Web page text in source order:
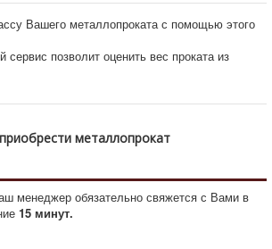
Вашего металлопроката с помощью этого
сервис позволит оценить вес проката из
металлопрокат
менеджер обязательно свяжется с Вами в
15 минут.